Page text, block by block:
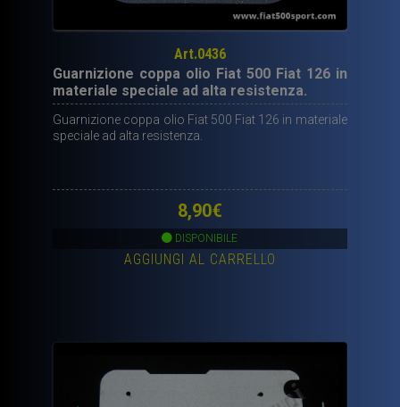
Art.0436
Guarnizione coppa olio Fiat 500 Fiat 126 in
materiale speciale ad alta resistenza.
Guarnizione coppa olio Fiat 500 Fiat 126 in materiale
speciale ad alta resistenza.
8,90€
DISPONIBILE
AGGIUNGI AL CARRELLO